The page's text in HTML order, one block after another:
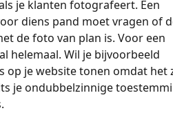
je klanten fotografeert. Een
diens pand moet vragen of
de foto van plan is. Voor een
helemaal. Wil je bijvoorbeeld
op je website tonen omdat het
je ondubbelzinnige